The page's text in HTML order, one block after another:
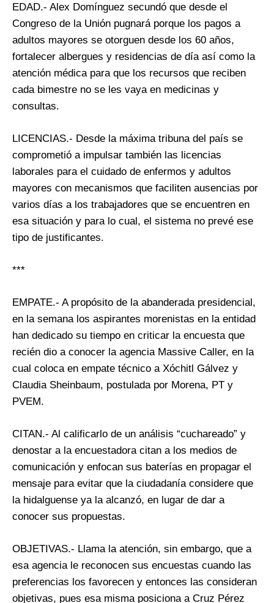
EDAD.- Alex Domínguez secundó que desde el
Congreso de la Unión pugnará porque los pagos a
adultos mayores se otorguen desde los 60 años,
fortalecer albergues y residencias de día así como la
atención médica para que los recursos que reciben
cada bimestre no se les vaya en medicinas y
consultas.
LICENCIAS.- Desde la máxima tribuna del país se
comprometió a impulsar también las licencias
laborales para el cuidado de enfermos y adultos
mayores con mecanismos que faciliten ausencias por
varios días a los trabajadores que se encuentren en
esa situación y para lo cual, el sistema no prevé ese
tipo de justificantes.
***
EMPATE.- A propósito de la abanderada presidencial,
en la semana los aspirantes morenistas en la entidad
han dedicado su tiempo en criticar la encuesta que
recién dio a conocer la agencia Massive Caller, en la
cual coloca en empate técnico a Xóchitl Gálvez y
Claudia Sheinbaum, postulada por Morena, PT y
PVEM.
CITAN.- Al calificarlo de un análisis “cuchareado” y
denostar a la encuestadora citan a los medios de
comunicación y enfocan sus baterías en propagar el
mensaje para evitar que la ciudadanía considere que
la hidalguense ya la alcanzó, en lugar de dar a
conocer sus propuestas.
OBJETIVAS.- Llama la atención, sin embargo, que a
esa agencia le reconocen sus encuestas cuando las
preferencias los favorecen y entonces las consideran
objetivas, pues esa misma posiciona a Cruz Pérez